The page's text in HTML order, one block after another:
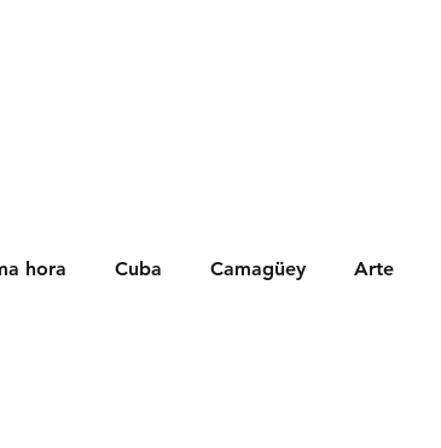
hora Cuba Camagüey Arte